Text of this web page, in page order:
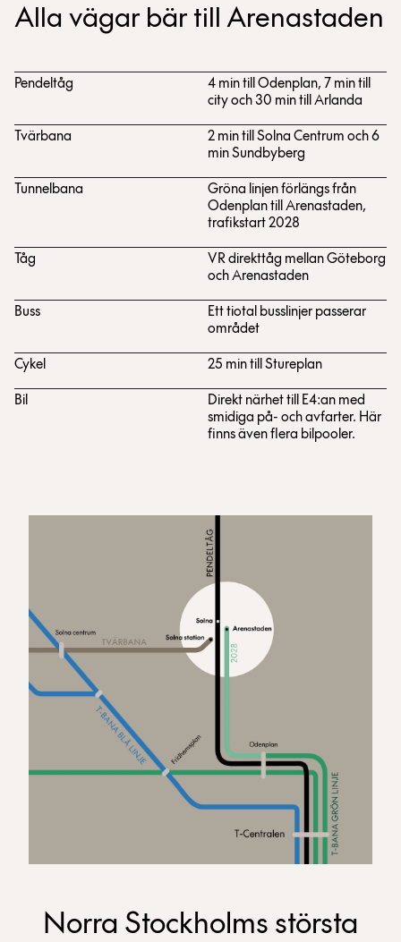
Alla vägar bär till Arenastaden
Pendeltåg
4 min till Odenplan, 7 min till
city och 30 min till Arlanda
Tvärbana
2 min till Solna Centrum och 6
min Sundbyberg
Tunnelbana
Gröna linjen förlängs från
Odenplan till Arenastaden,
trafikstart 2028
Tåg
VR direkttåg mellan Göteborg
och Arenastaden
Buss
Ett tiotal busslinjer passerar
området
Cykel 25 min till Stureplan
Bil
Direkt närhet till E4:an med
smidiga på- och avfarter. Här
finns även flera bilpooler.
Norra Stockholms största